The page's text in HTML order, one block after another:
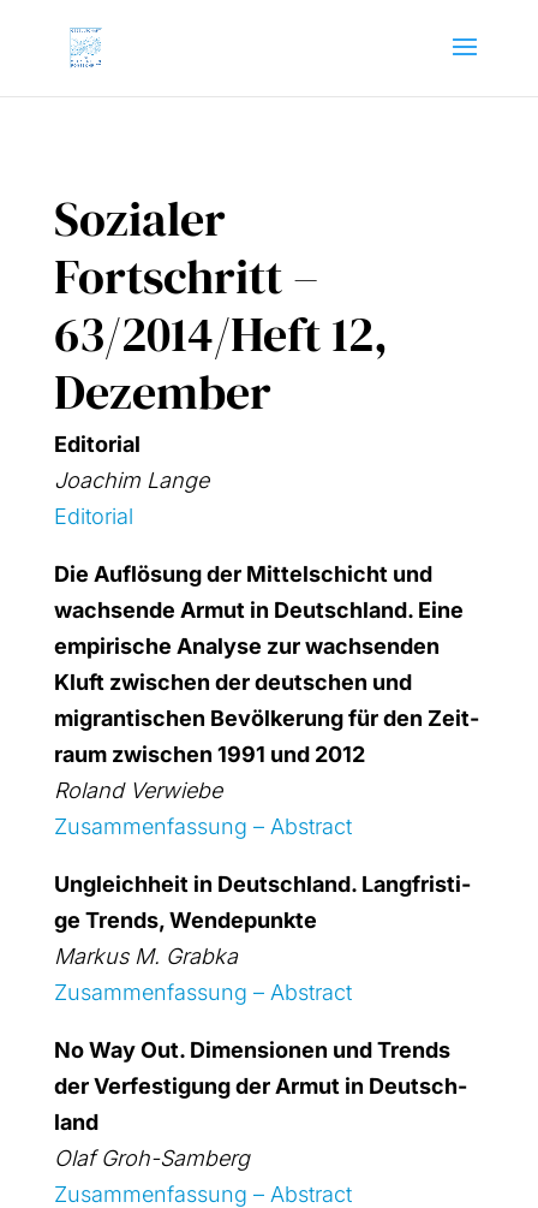
Sozialer
Fortschritt –
63/2014/Heft 12,
Dezember
Edi­to­ri­al
Joa­chim Lan­ge
Edi­to­ri­al
Die Auf­lö­sung der Mit­tel­schicht und
wach­sen­de Armut in Deutsch­land. Eine
empi­ri­sche Ana­ly­se zur wach­sen­den
Kluft zwi­schen der deut­schen und
migran­ti­schen Bevöl­ke­rung für den Zeit­
raum zwi­schen 1991 und 2012
Roland Verwie­be
Zusam­men­fas­sung – Abs­tract
Ungleich­heit in Deutsch­land. Lang­fris­ti­
ge Trends, Wen­de­punk­te
Mar­kus M. Grab­ka
Zusam­men­fas­sung – Abs­tract
No Way Out. Dimen­sio­nen und Trends
der Ver­fes­ti­gung der Armut in Deutsch­
land
Olaf Groh-Sam­berg
Zusam­men­fas­sung – Abs­tract